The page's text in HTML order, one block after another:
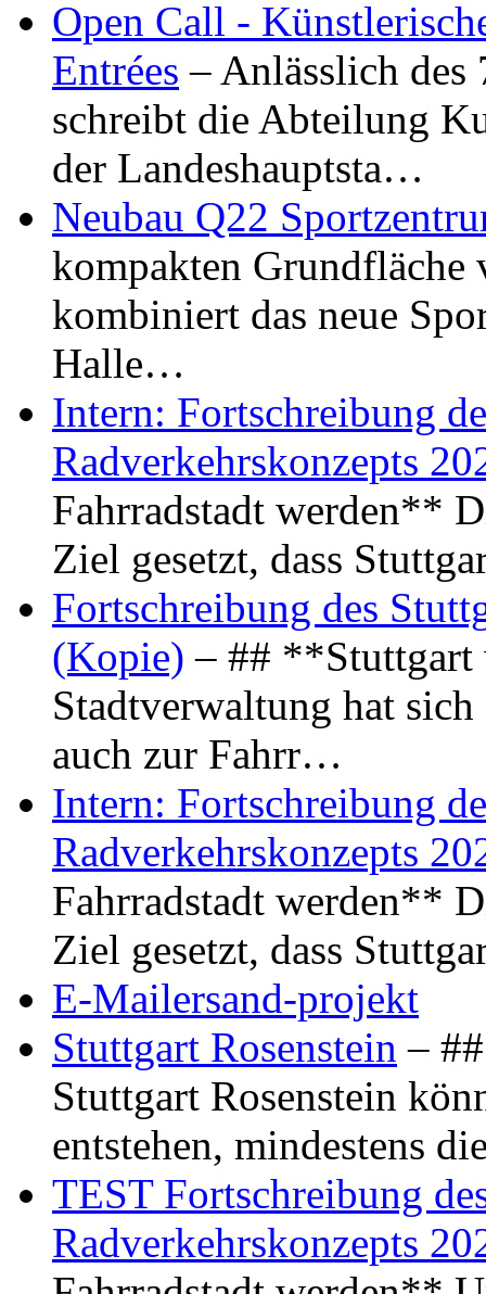
Open Call -
Entrées – Anlässlich
schreibt die Abteilung
der Landeshauptsta…
Neubau Q22
kompakten Grundfläche
kombiniert das neue
Halle…
Intern: Fortschreibung
Radverkehrskonzepts
Fahrradstadt werden**
Ziel gesetzt, dass
Fortschreibung des
(Kopie) – ## **Stuttgart
Stadtverwaltung hat
auch zur Fahrr…
Intern: Fortschreibung
Radverkehrskonzepts
Fahrradstadt werden**
Ziel gesetzt, dass
E-Mailersand-projekt
Stuttgart Rosenstein –
Stuttgart Rosenstein
entstehen, mindestens
TEST Fortschreibung
Radverkehrskonzepts